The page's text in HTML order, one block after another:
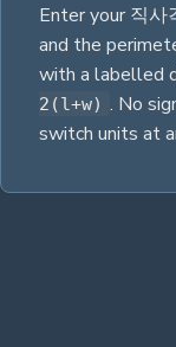
Enter your 직사
and the
with a labelled
2(l+w) . No
switch units at